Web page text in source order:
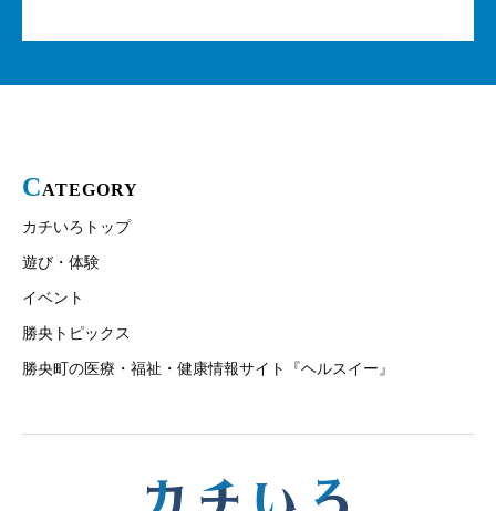
CATEGORY
カチいろトップ
遊び・体験
イベント
勝央トピックス
勝央町の医療・福祉・健康情報サイト『ヘルスイー』